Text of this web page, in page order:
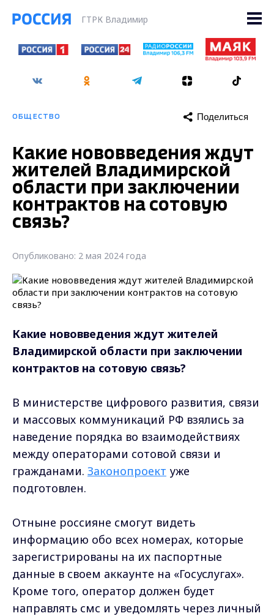
ГТРК Владимир
ОБЩЕСТВО Поделиться
Какие нововведения ждут
жителей Владимирской
области при заключении
контрактов на сотовую
связь?
Опубликовано: 2 мая 2024 года
Какие нововведения ждут жителей
Владимирской области при заключении
контрактов на сотовую связь?
В министерстве цифрового развития, связи
и массовых коммуникаций РФ взялись за
наведение порядка во взаимодействиях
между операторами сотовой связи и
гражданами. Законопроект уже
подготовлен.
Отныне россияне смогут видеть
информацию обо всех номерах, которые
зарегистрированы на их паспортные
данные в своем аккаунте на «Госуслугах».
Кроме того, оператор должен будет
направлять смс и уведомлять через личный